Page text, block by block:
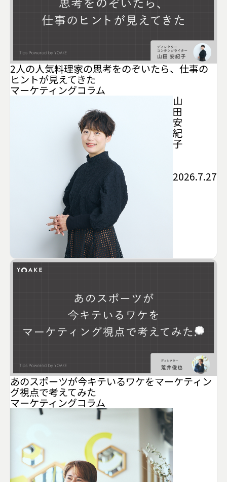
2人の人気料理家の思考をのぞいたら、仕事の
ヒントが見えてきた
マーケティングコラム
山
田
安
紀
子
2026.7.27
あのスポーツが今キテいるワケをマーケティン
グ視点で考えてみた
マーケティングコラム